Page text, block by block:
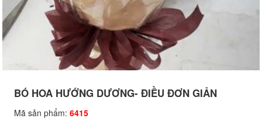
BÓ HOA HƯỚNG DƯƠNG- ĐIỀU ĐƠN GIẢN
Mã sản phẩm: 6415